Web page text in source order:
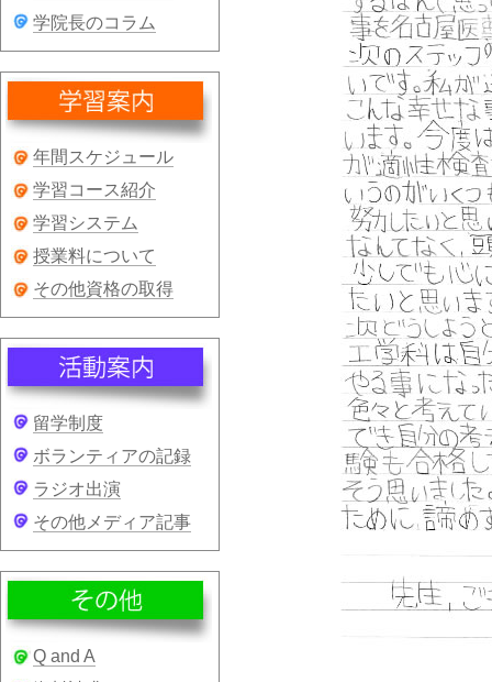
学院長のコラム
年間スケジュール
学習コース紹介
学習システム
授業料について
その他資格の取得
留学制度
ボランティアの記録
ラジオ出演
その他メディア記事
Q and A